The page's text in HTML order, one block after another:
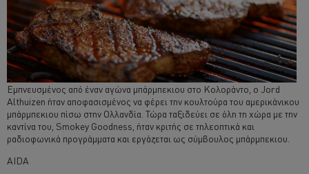
Εμπνευσμένος από έναν αγώνα μπάρμπεκιου στο Κολοράντο, ο Jord
Althuizen ήταν αποφασισμένος να φέρει την κουλτούρα του αμερικάνικου
μπάρμπεκιου πίσω στην Ολλανδία. Τώρα ταξιδεύει σε όλη τη χώρα με την
καντίνα του, Smokey Goodness, ήταν κριτής σε τηλεοπτικά και
ραδιοφωνικά προγράμματα και εργάζεται ως σύμβουλος μπάρμπεκιου.
AIDA